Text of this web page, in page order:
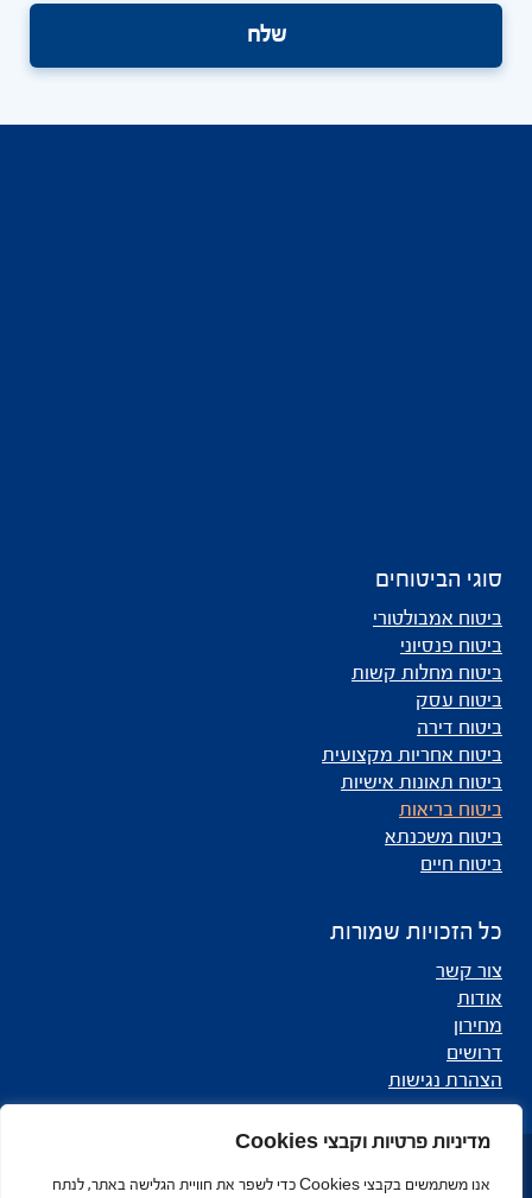
מדיניות פרטיות וקבצי Cookies
אנו משתמשים בקבצי Cookies כדי לשפר את חוויית הגלישה באתר, לנתח
סוגי הביטוחים
ביטוח אמבולטורי
ביטוח פנסיוני
ביטוח מחלות קשות
ביטוח עסק
ביטוח דירה
ביטוח אחריות מקצועית
ביטוח תאונות אישיות
ביטוח בריאות
ביטוח משכנתא
ביטוח חיים
כל הזכויות שמורות
צור קשר
אודות
מחירון
דרושים
הצהרת נגישות